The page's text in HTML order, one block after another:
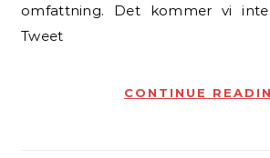
omfattning. Det kommer vi
Tweet
CONTINUE